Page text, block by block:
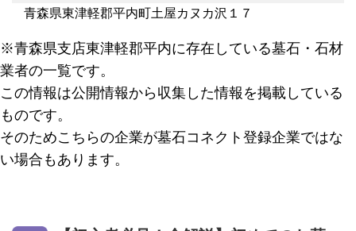
青森県東津軽郡平内町土屋カヌカ沢１７
※青森県支店東津軽郡平内に存在している墓石・石材
業者の一覧です。
この情報は公開情報から収集した情報を掲載している
ものです。
そのためこちらの企業が墓石コネクト登録企業ではな
い場合もあります。